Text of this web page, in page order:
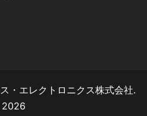
・エレクトロニクス株式会社.
2026